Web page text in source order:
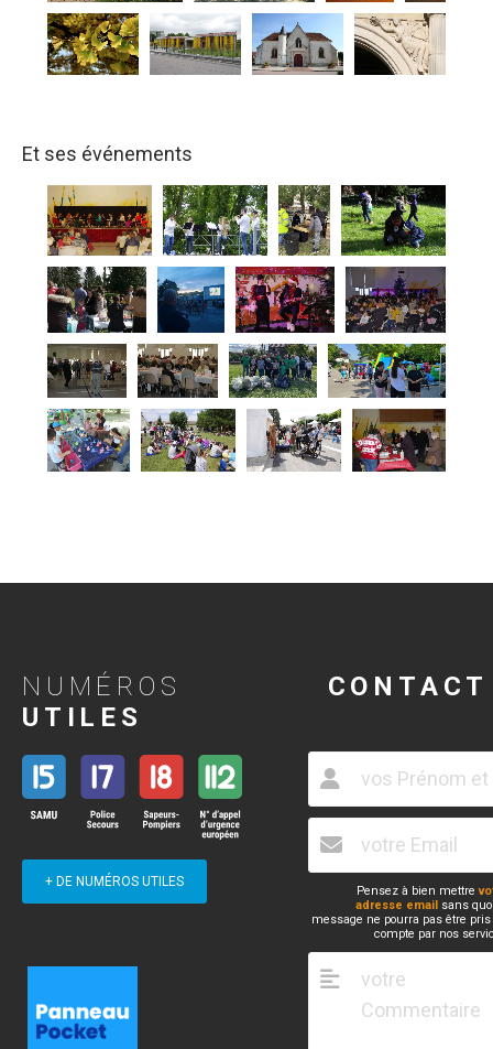
Et ses événements
NUMÉROS
UTILES
+ DE NUMÉROS UTILES
CONTACT
Pensez à bien mettre
adresse email sans
message ne pourra pas être
compte par nos